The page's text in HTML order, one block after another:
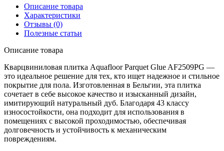
Описание товара
Характеристики
Отзывы (0)
Полезные статьи
Описание товара
Кварцвиниловая плитка Aquafloor Parquet Glue AF2509PG —
это идеальное решение для тех, кто ищет надежное и стильное
покрытие для пола. Изготовленная в Бельгии, эта плитка
сочетает в себе высокое качество и изысканный дизайн,
имитирующий натуральный дуб. Благодаря 43 классу
износостойкости, она подходит для использования в
помещениях с высокой проходимостью, обеспечивая
долговечность и устойчивость к механическим
повреждениям.